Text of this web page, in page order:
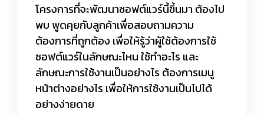
โครงการที่จะพัฒนาซอฟต์แวร์นี้ขึ้นมา ต้องไป
พบ พูดคุยกับลูกค้าเพื่อสอบถามความ
ต้องการที่ถูกต้อง เพื่อให้รู้ว่าผู้ใช้ต้องการใช้
ซอฟต์แวร์ในลักษณะไหน ใช้ทำอะไร และ
ลักษณะการใช้งานเป็นอย่างไร ต้องการเมนู
หน้าต่างอย่างไร เพื่อให้การใช้งานเป็นไปได้
อย่างง่ายดาย